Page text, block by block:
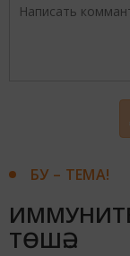
БУ – ТЕМА!
ТӨШӘ...